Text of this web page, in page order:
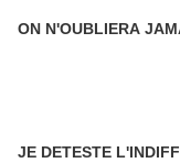
ON N'OUBLIERA
JE DETESTE